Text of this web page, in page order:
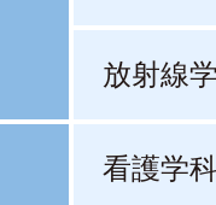
放射線
看護学